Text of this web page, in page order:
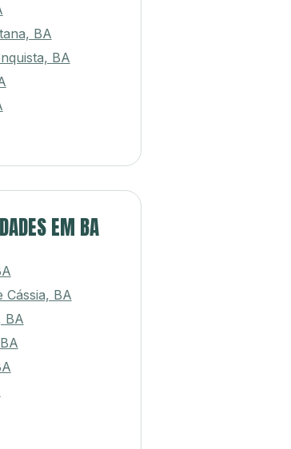
BA
BA
EM BA
Cássia, BA
BA